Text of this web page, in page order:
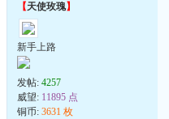
【天使玫瑰】
新手上路
发帖: 4257
威望: 11895 点
铜币: 3631 枚